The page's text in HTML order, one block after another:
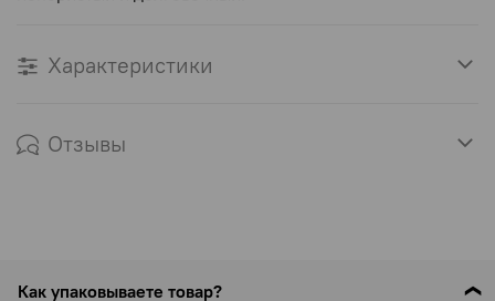
Характеристики
Отзывы
Как упаковываете товар?